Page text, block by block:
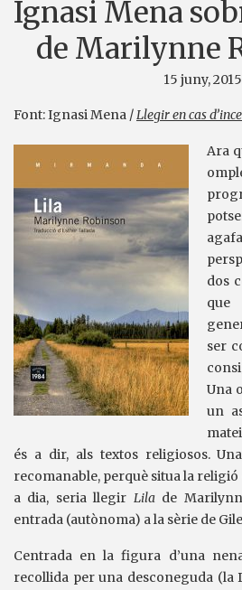
Ignasi Mena
de Marilynne
15 juny, 2015
Font: Ignasi Mena /Llegir en cas
Ara
dos
que
ser
Una
un
és a dir, als textos religiosos.
recomanable, perquè situa la
a dia, seria llegir Lilade
entrada (autònoma) a la sèrie de
Centrada en la figura d’una
recollida per una desconeguda (la